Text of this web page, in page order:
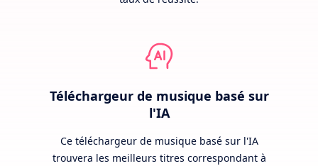
Téléchargeur de musique basé sur
l'IA
Ce téléchargeur de musique basé sur l'IA
trouvera les meilleurs titres correspondant à